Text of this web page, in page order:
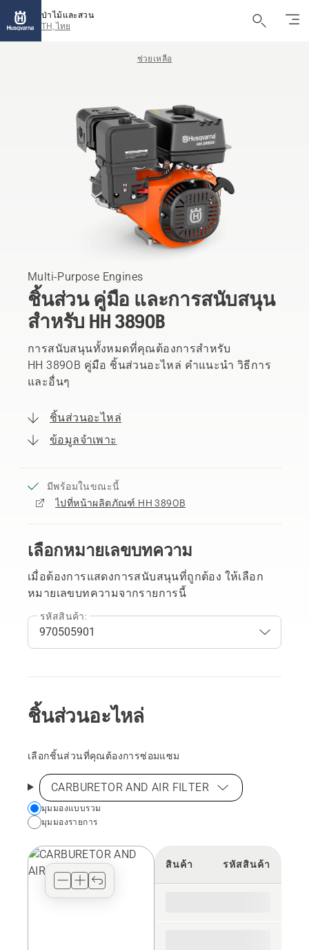
ป่าไม้และสวน
TH, ไทย
ช่วยเหลือ
Multi-Purpose Engines
ชิ้นส่วน คู่มือ และการสนับสนุน
สำหรับ HH 389OB
การสนับสนุนทั้งหมดที่คุณต้องการสำหรับ
HH 389OB คู่มือ ชิ้นส่วนอะไหล่ คำแนะนำ วิธีการ
และอื่นๆ
ชิ้นส่วนอะไหล่
ข้อมูลจำเพาะ
มีพร้อมในขณะนี้
ไปที่หน้าผลิตภัณฑ์ HH 389OB
เลือกหมายเลขบทความ
เมื่อต้องการแสดงการสนับสนุนที่ถูกต้อง ให้เลือก
หมายเลขบทความจากรายการนี้
รหัสสินค้า:
ชิ้นส่วนอะไหล่
เลือกชิ้นส่วนที่คุณต้องการซ่อมแซม
CARBURETOR AND AIR FILTER
Choose
your
view
type
มุมมองแบบรวม
มุมมองรายการ
สินค้า รหัสสินค้า